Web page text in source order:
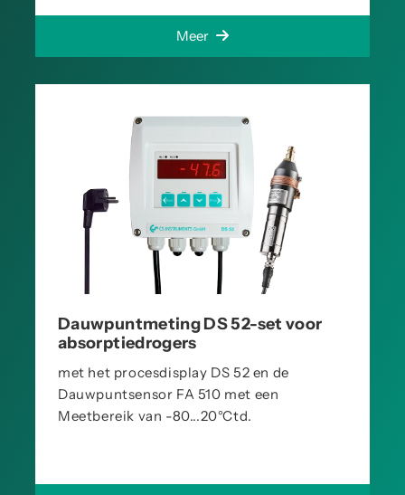
Meer
Dauwpuntmeting DS 52-set voor
absorptiedrogers
met het procesdisplay DS 52 en de
Dauwpuntsensor FA 510 met een
Meetbereik van -80...20°Ctd.